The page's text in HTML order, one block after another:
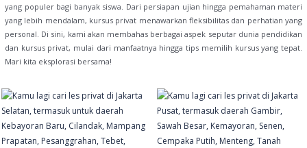
yang populer bagi banyak siswa. Dari persiapan ujian hingga pemahaman materi
yang lebih mendalam, kursus privat menawarkan fleksibilitas dan perhatian yang
personal. Di sini, kami akan membahas berbagai aspek seputar dunia pendidikan
dan kursus privat, mulai dari manfaatnya hingga tips memilih kursus yang tepat.
Mari kita eksplorasi bersama!